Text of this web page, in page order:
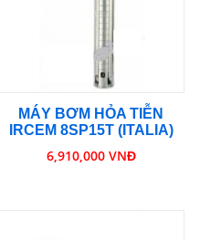
MÁY BƠM HỎA TIỄN
IRCEM 8SP15T (ITALIA)
6,910,000 VNĐ